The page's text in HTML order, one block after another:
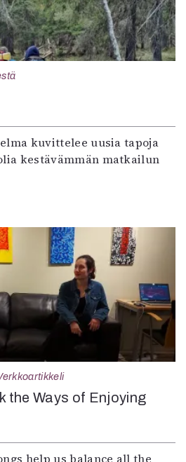
kuvittelee uusia tapoja
kestävämmän matkailun
the Ways of Enjoying
help us balance all the